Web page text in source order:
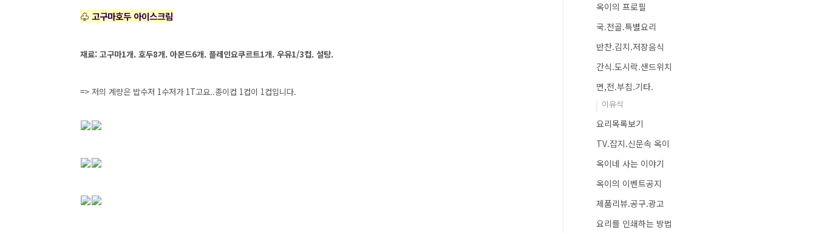
♧ 고구마호두 아이스크림
재료: 고구마1개. 호두8개. 아몬드6개. 플레인요쿠르트1개. 우유1/3컵. 설탕.
=> 저의 계량은 밥수저 1수저가 1T고요..종이컵 1컵이 1컵입니다.
옥이의 프로필
국.전골.특별요리
반찬.김치.저장음식
간식.도시락.샌드위치
면,전.부침.기타.
이유식
요리목록보기
TV.잡지.신문속 옥이
옥이네 사는 이야기
옥이의 이벤트공지
제품리뷰.공구.광고
요리를 인쇄하는 방법